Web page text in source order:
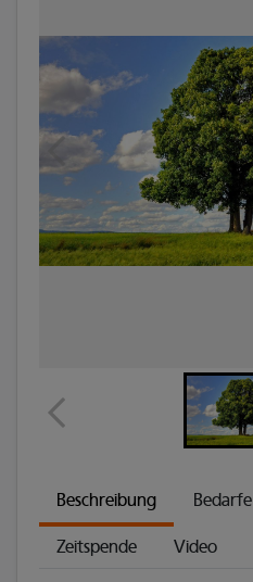
Beschreibung Bedarfe
Zeitspende Video